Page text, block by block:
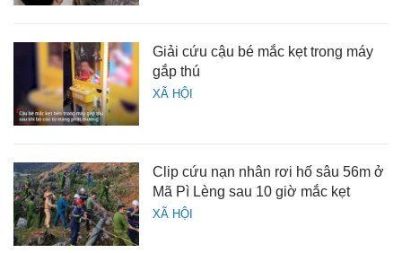
XÃ HỘI
Giải cứu cậu bé mắc kẹt trong máy
gắp thú
XÃ HỘI
Clip cứu nạn nhân rơi hố sâu 56m ở
Mã Pì Lèng sau 10 giờ mắc kẹt